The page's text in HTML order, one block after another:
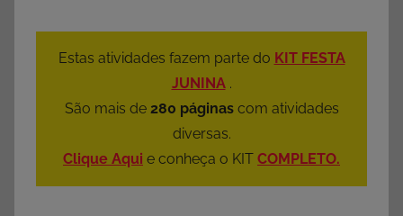
Estas atividades fazem parte do KIT FESTA
JUNINA.
São mais de 280 páginas com atividades
diversas.
Clique Aqui e conheça o KIT COMPLETO.